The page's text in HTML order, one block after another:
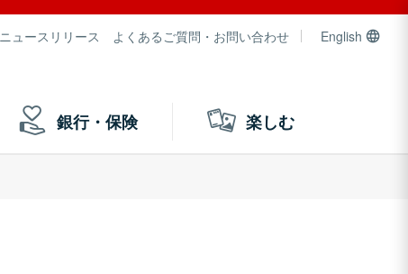
ニュースリリース よくあるご質問・お問い合わせ English
銀行・保険 楽しむ